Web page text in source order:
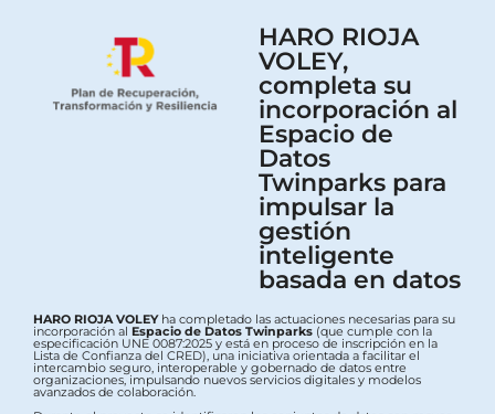
HARO RIOJA
VOLEY,
completa su
incorporación al
Espacio de
Datos
Twinparks para
impulsar la
gestión
inteligente
basada en datos
HARO RIOJA VOLEYha completado las actuaciones necesarias para su
incorporación al Espacio de Datos Twinparks (que cumple con la
especificación UNE 0087:2025 y está en proceso de inscripción en la
Lista de Confianza del CRED), una iniciativa orientada a facilitar el
intercambio seguro, interoperable y gobernado de datos entre
organizaciones, impulsando nuevos servicios digitales y modelos
avanzados de colaboración.